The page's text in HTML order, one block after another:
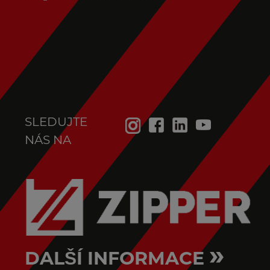
SLEDUJTE
NÁS NA
DALŠÍ INFORMACE »